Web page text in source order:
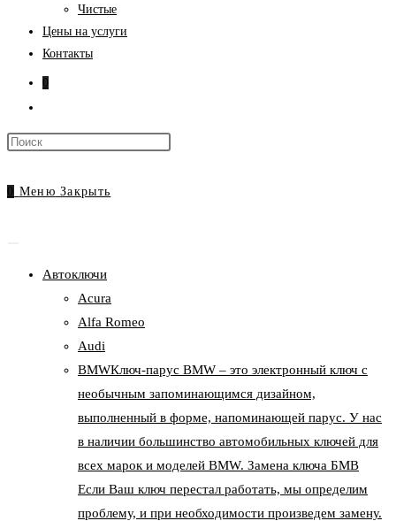
Чистые
Цены на услуги
Контакты
0
по
сайту
0 Меню Закрыть
Автоключи
Acura
Alfa Romeo
Audi
BMWКлюч-парус BMW – это электронный ключ с
необычным запоминающимся дизайном,
выполненный в форме, напоминающей парус. У нас
в наличии большинство автомобильных ключей для
всех марок и моделей BMW. Замена ключа БМВ
Если Ваш ключ перестал работать, мы определим
проблему, и при необходимости произведем замену.